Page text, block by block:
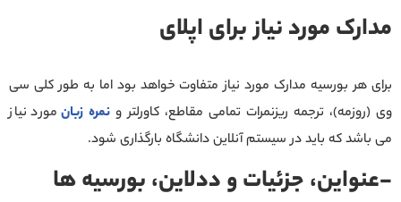
مدارک مورد نیاز برای اپلای
برای هر بورسیه مدارک مورد نیاز متفاوت خواهد بود اما به طور کلی سی
وی (روزمه)، ترجمه ریزنمرات تمامی مقاطع، کاورلتر و نمره زبان مورد نیاز
می باشد که باید در سیستم آنلاین دانشگاه بارگذاری شود.
-عنواین، جزئیات و ددلاین، بورسیه ها